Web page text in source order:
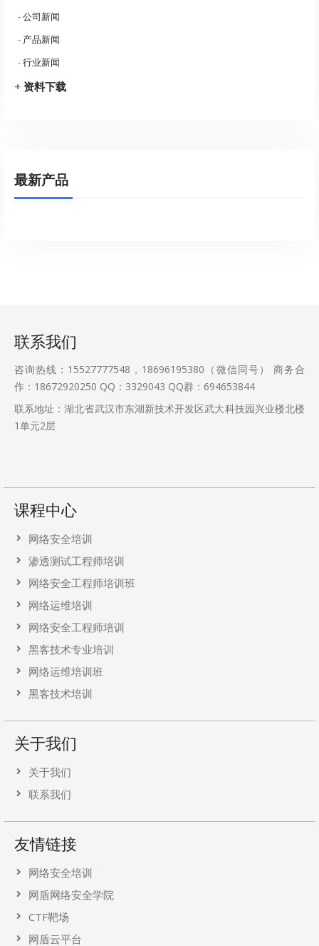
-公司新闻
- 产品新闻
-行业新闻
+ 资料下载
最新产品
联系我们
咨询热线：15527777548，18696195380（微信同号） 商务合
作：18672920250 QQ：3329043 QQ群：694653844
联系地址：湖北省武汉市东湖新技术开发区武大科技园兴业楼北楼
1单元2层
课程中心
网络安全培训
渗透测试工程师培训
网络安全工程师培训班
网络运维培训
网络安全工程师培训
黑客技术专业培训
网络运维培训班
黑客技术培训
关于我们
关于我们
联系我们
友情链接
网络安全培训
网盾网络安全学院
CTF靶场
网盾云平台